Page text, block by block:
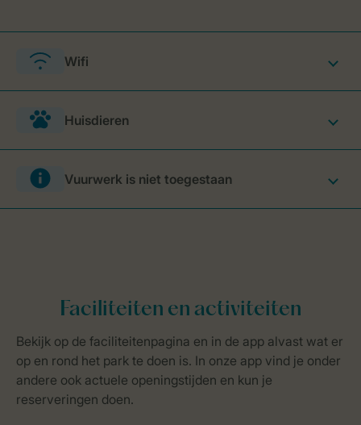
Wifi
Huisdieren
Vuurwerk is niet toegestaan